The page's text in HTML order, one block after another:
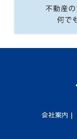
会社案内 |